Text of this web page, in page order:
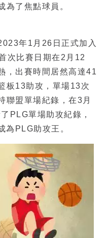
為了焦點球員。
年1月26日正式加入
次比賽日期在2月12
，出賽時間居然高達41
板13助攻，單場13次
聯盟單場紀錄，在3月
PLG單場助攻紀錄，
為PLG助攻王。